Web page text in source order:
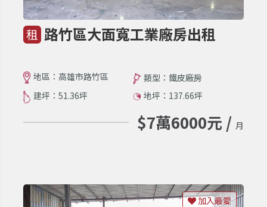
租 路竹區大面寬工業廠房出租
地區：高雄市路竹區
類型：鐵皮廠房
建坪：51.36坪
地坪：137.66坪
$7萬6000元 / 月
加入最愛